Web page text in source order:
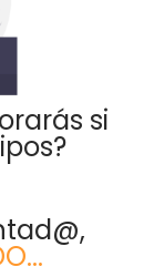
si